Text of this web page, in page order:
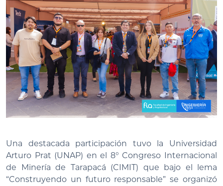
Una destacada participación tuvo la Universidad
Arturo Prat (UNAP) en el 8° Congreso Internacional
de Minería de Tarapacá (CIMIT) que bajo el lema
“Construyendo un futuro responsable” se organizó